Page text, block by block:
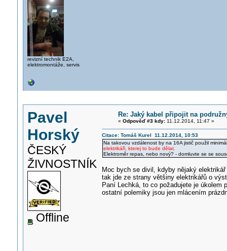
revizní technik E2A,
elektromontáže, servis
Pavel
Horský
ČESKÝ
ŽIVNOSTNÍK
Offline
Re: Jaký kabel připojit na
« Odpověď #3 kdy:11.12.2014, 11:47 »
Citace: Tomáš Kurel 11.12.2014, 10:53
Na takovou vzdálenost by na 16A jistič použil
elektrikáři, kterej to bude dělat.
Elektroměr repas, nebo nový? - domluvte se se
Moc bych se divil, kdyby nějaký
tak jde ze strany většiny elektrikářů o
Paní Lechká, to co požadujete je
ostatní polemiky jsou jen mlácením